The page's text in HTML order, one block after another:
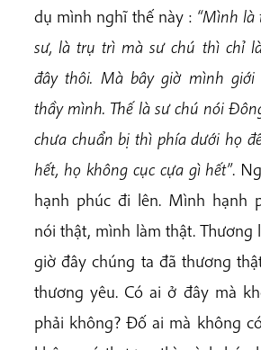
dụ mình nghĩ thế này : “Mình
sư, là trụ trì mà sư chú thì chỉ
đây thôi. Mà bây giờ mình
thầy mình. Thế là sư chú nói
chưa chuẩn bị thì phía dưới họ
hết, họ không cục cựa gì hết”.
hạnh phúc đi lên. Mình hạnh
nói thật, mình làm thật. Thương
giờ đây chúng ta đã thương
thương yêu. Có ai ở đây mà
phải không? Đố ai mà không